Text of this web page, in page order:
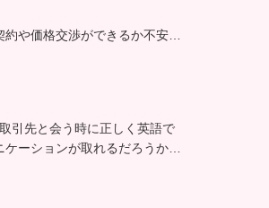
約や価格交渉ができるか不安…
引先と会う時に正しく英語で
ケーションが取れるだろうか…